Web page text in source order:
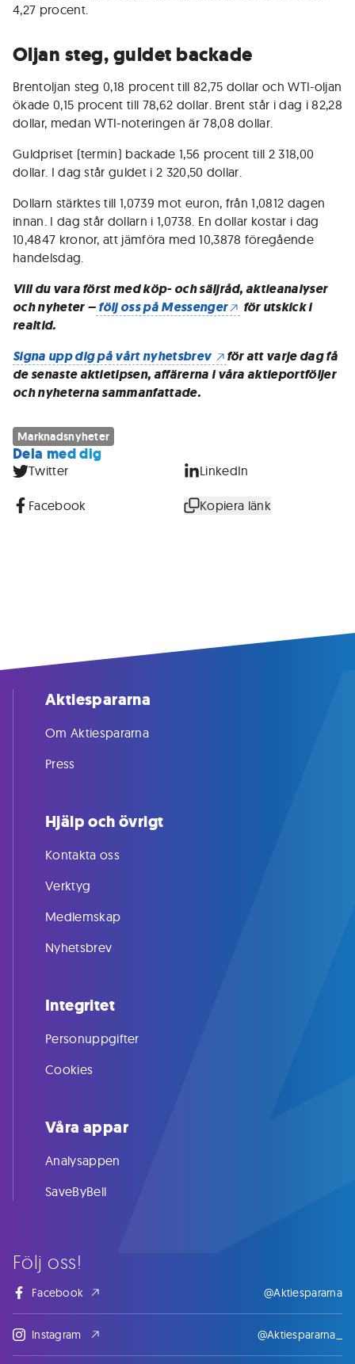
4,27 procent.
Oljan steg, guldet backade
Brentoljan steg 0,18 procent till 82,75 dollar och WTI-oljan
ökade 0,15 procent till 78,62 dollar. Brent står i dag i 82,28
dollar, medan WTI-noteringen är 78,08 dollar.
Guldpriset (termin) backade 1,56 procent till 2 318,00
dollar. I dag står guldet i 2 320,50 dollar.
Dollarn stärktes till 1,0739 mot euron, från 1,0812 dagen
innan. I dag står dollarn i 1,0738. En dollar kostar i dag
10,4847 kronor, att jämföra med 10,3878 föregående
handelsdag.
Vill du vara först med köp- och säljråd, aktieanalyser
och nyheter –följ oss på Messenger
för utskick i
realtid.
Signa upp dig på vårt nyhetsbrev
för att varje dag få
de senaste aktietipsen, affärerna i våra aktieportföljer
och nyheterna sammanfattade.
Marknadsnyheter
Dela med dig
Twitter LinkedIn
Facebook Kopiera länk
Följ oss!
Facebook @Aktiespararna
Instagram @Aktiespararna_
Aktiespararna
Om Aktiespararna
Press
Hjälp och övrigt
Kontakta oss
Verktyg
Medlemskap
Nyhetsbrev
Integritet
Personuppgifter
Cookies
Våra appar
Analysappen
SaveByBell